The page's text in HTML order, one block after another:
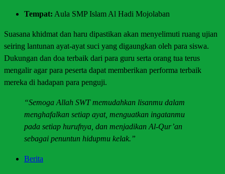
Tempat: Aula SMP Islam Al Hadi Mojolaban
Suasana khidmat dan haru dipastikan akan menyelimuti ruang ujian
seiring lantunan ayat-ayat suci yang digaungkan oleh para siswa.
Dukungan dan doa terbaik dari para guru serta orang tua terus
mengalir agar para peserta dapat memberikan performa terbaik
mereka di hadapan para penguji.
“Semoga Allah SWT memudahkan lisanmu dalam
menghafalkan setiap ayat, menguatkan ingatanmu
pada setiap hurufnya, dan menjadikan Al-Qur’an
sebagai penuntun hidupmu kelak.”
Berita